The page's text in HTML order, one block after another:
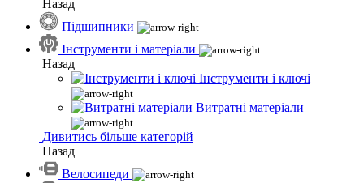
Назад
Підшипники
Інструменти і матеріали
Назад
Інструменти і ключі
Витратні матеріали
Дивитись більше категорій
Назад
Велосипеди